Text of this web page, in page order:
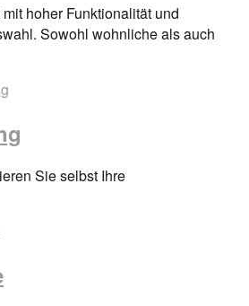
hoher Funktionalität und
Sowohl wohnliche als auch
Sie selbst Ihre